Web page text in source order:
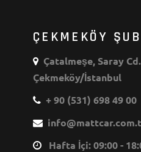
ÇEKMEKÖY
Çatalmeşe, Saray
Çekmeköy/İstanbul
+ 90 (531) 698 49 00
Hafta İçi: 09:00 -